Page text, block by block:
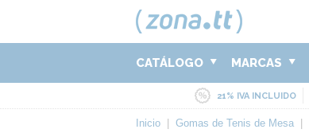
CATÁLOGO MARCAS
21% IVA INCLUIDO
Inicio Gomas de Tenis de Mesa